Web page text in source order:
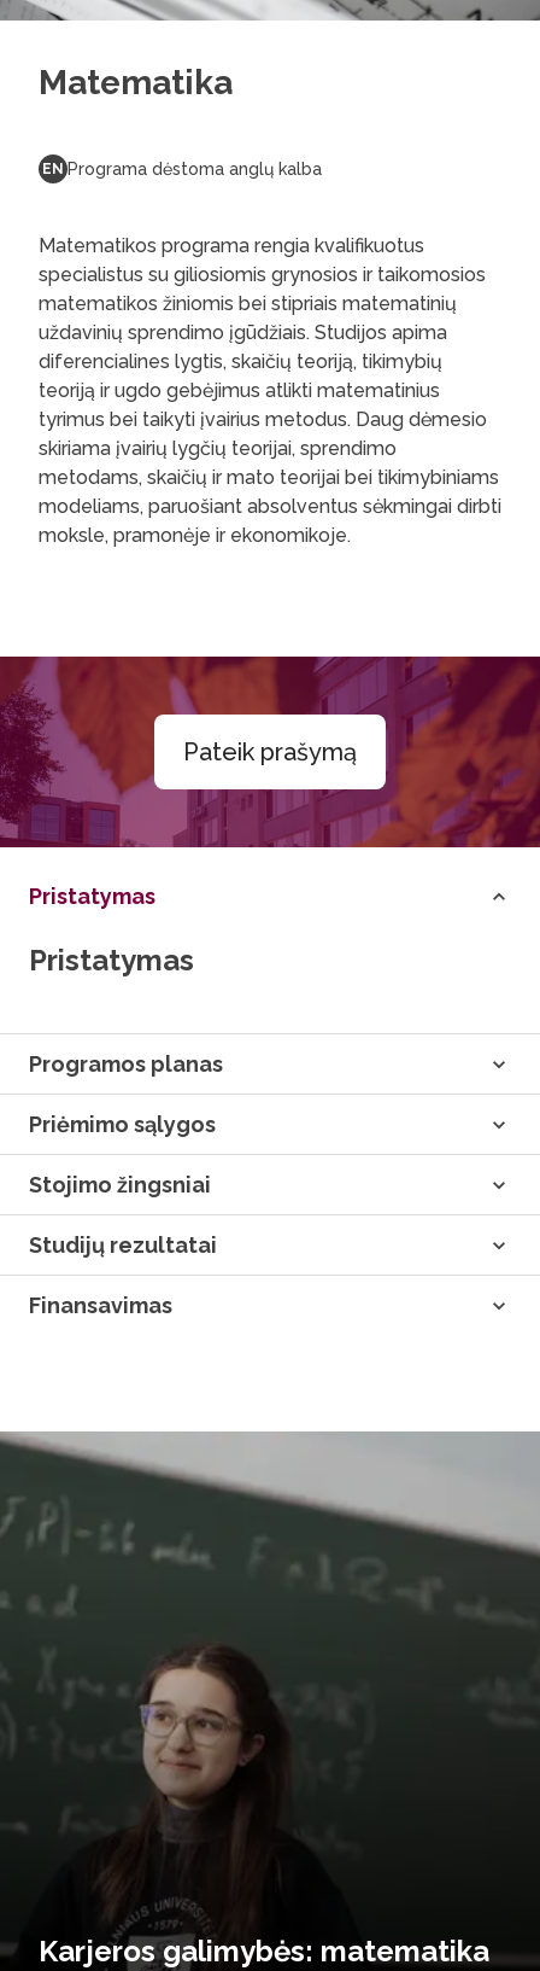
Matematika
EN Programa dėstoma anglų kalba
Matematikos programa rengia kvalifikuotus
specialistus su giliosiomis grynosios ir taikomosios
matematikos žiniomis bei stipriais matematinių
uždavinių sprendimo įgūdžiais. Studijos apima
diferencialines lygtis, skaičių teoriją, tikimybių
teoriją ir ugdo gebėjimus atlikti matematinius
tyrimus bei taikyti įvairius metodus. Daug dėmesio
skiriama įvairių lygčių teorijai, sprendimo
metodams, skaičių ir mato teorijai bei tikimybiniams
modeliams, paruošiant absolventus sėkmingai dirbti
moksle, pramonėje ir ekonomikoje.
Pateik prašymą
Pristatymas
Pristatymas
Programos planas
Priėmimo sąlygos
Stojimo žingsniai
Studijų rezultatai
Finansavimas
Karjeros galimybės: matematika